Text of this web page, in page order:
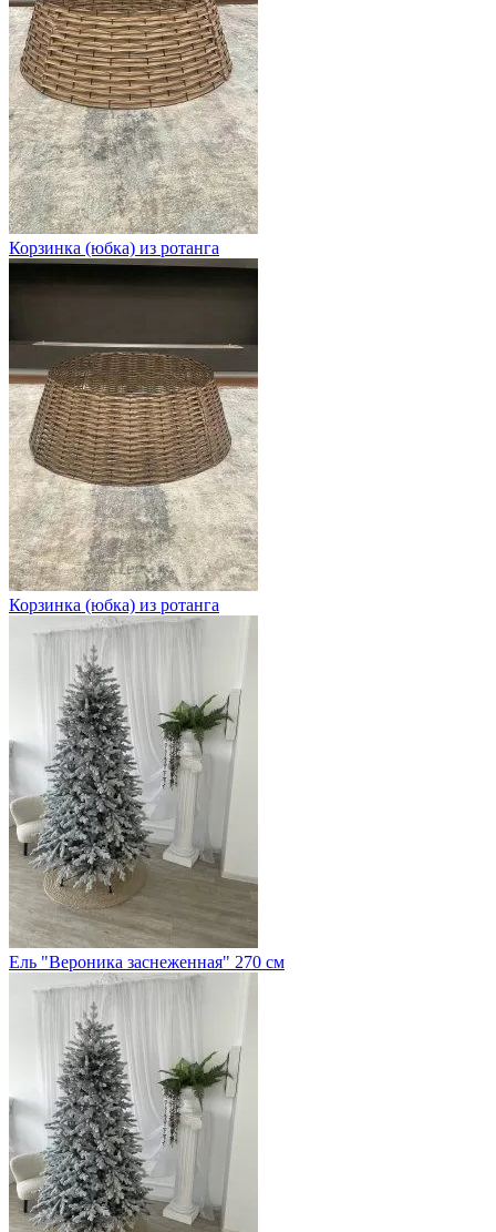
Корзинка (юбка) из ротанга
Корзинка (юбка) из ротанга
Ель "Вероника заснеженная" 270 см